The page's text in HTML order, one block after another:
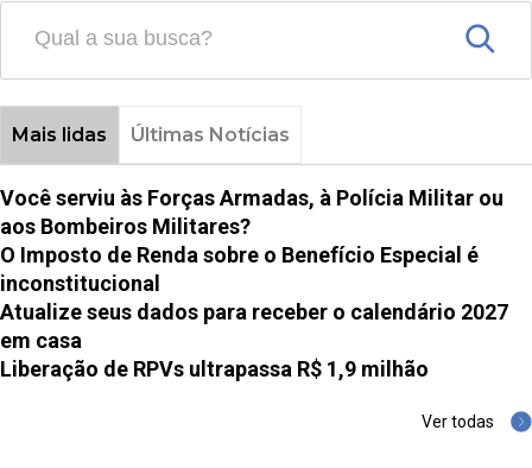
Mais lidas Últimas Notícias
Você serviu às Forças Armadas, à Polícia Militar ou
aos Bombeiros Militares?
O Imposto de Renda sobre o Benefício Especial é
inconstitucional
Atualize seus dados para receber o calendário 2027
em casa
Liberação de RPVs ultrapassa R$ 1,9 milhão
Ver todas